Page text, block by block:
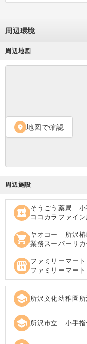
周辺環境
周辺地図
location_on 地図で確認
周辺施設
local_pharmacy そうごう薬局 小
ココカラファイ
shopping_cart ヤオコー 所沢椿
業務スーパーリ
local_convenience_store ファミリーマー
ファミリーマー
school 所沢文化幼稚園
school 所沢市立 小手指